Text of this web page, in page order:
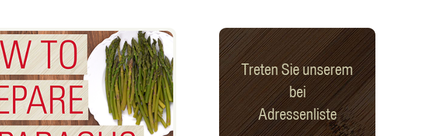
Treten Sie unserem
bei
Adressenliste